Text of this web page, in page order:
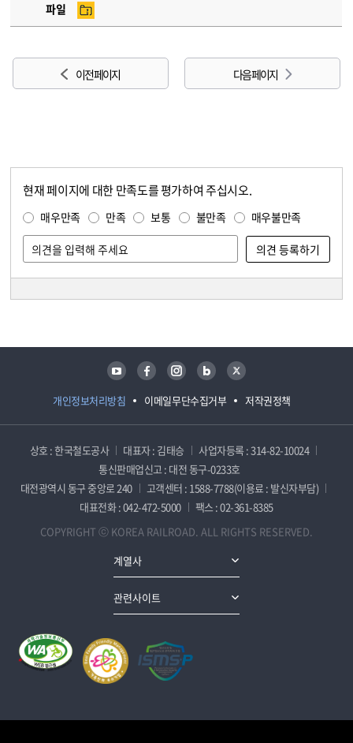
파일
이전 페이지 다음 페이지
현재 페이지에 대한 만족도를 평가하여 주십시오.
매우만족 만족 보통 불만족 매우불만족
개인정보처리방침 이메일무단수집거부 저작권정책
유튜브 페이스북 인스타그램 블로그 트위터
상호 : 한국철도공사 대표자 : 김태승
사업자등록 : 314-82-10024
통신판매업신고 : 대전 동구-0233호
대전광역시 동구 중앙로 240
고객센터 : 1588-7788(이용료 : 발신자부담)
대표전화 : 042-472-5000
팩스 : 02-361-8385
COPYRIGHT ⓒ KOREA RAILROAD. ALL RIGHTS RESERVED.
계열사
관련사이트